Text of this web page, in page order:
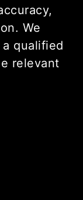
We
qualified
relevant